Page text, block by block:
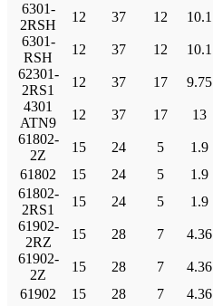
6301-
2RSH
12 37 12 10.1
6301-
RSH
12 37 12 10.1
62301-
2RS1
12 37 17 9.75
4301
ATN9
12 37 17 13
61802-
2Z
15 24 5 1.9
61802
15 24 5 1.9
61802-
2RS1
15 24 5 1.9
61902-
2RZ
15 28 7 4.36
61902-
2Z
15 28 7 4.36
61902
15 28 7 4.36